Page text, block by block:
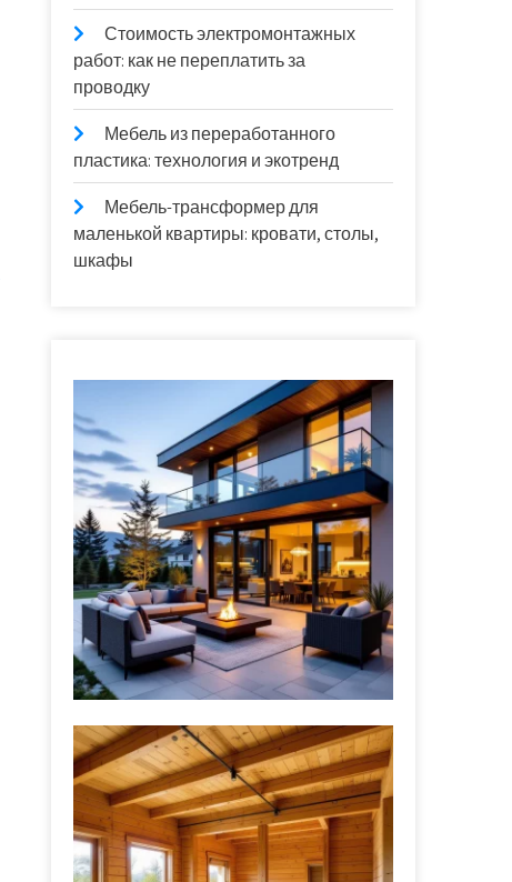
Стоимость электромонтажных
работ: как не переплатить за
проводку
Мебель из переработанного
пластика: технология и экотренд
Мебель-трансформер для
маленькой квартиры: кровати, столы,
шкафы